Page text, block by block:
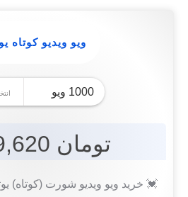
ویو ویدیو کوتاه
تومان 2,159,620
💓 خرید ویو ویدیو شورت (کوتاه)